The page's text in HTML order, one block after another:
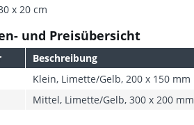
x 20 cm
und Preisübersicht
Beschreibung
Klein, Limette/Gelb, 200 x 150 mm
Mittel, Limette/Gelb, 300 x 200 mm